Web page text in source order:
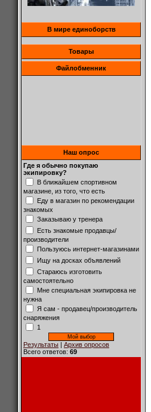
В мире единоборств
Товары
Файлобменник
Наш опрос
Где я обычно покупаю
экипировку?
В ближайшем спортивном
магазине, из того, что есть
Еду в магазин по рекомендации
знакомых
Заказываю у тренера
Есть знакомые продавцы/
производители
Пользуюсь интернет-магазинами
Ищу на досках объявлений
Стараюсь изготовить
самостоятельно
Мне специальная экипировка не
нужна
Я сам - продавец/производитель
снаряжения
1
Результаты | Архив опросов
Всего ответов: 69